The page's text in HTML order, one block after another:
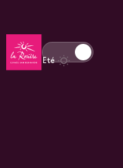
Retour à la page d'accueil
Basculer
Eté